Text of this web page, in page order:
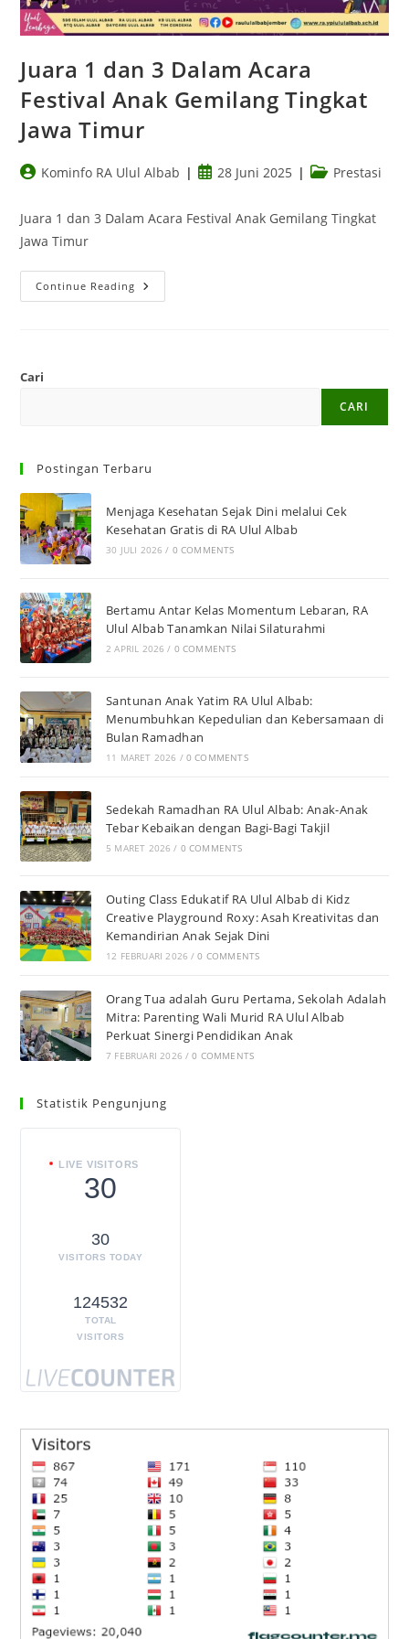
Juara 1 dan 3 Dalam Acara
Festival Anak Gemilang Tingkat
Jawa Timur
Kominfo RA Ulul Albab 28 Juni 2025 Prestasi
Juara 1 dan 3 Dalam Acara Festival Anak Gemilang Tingkat
Jawa Timur
Continue Reading
Cari
CARI
Postingan Terbaru
Menjaga Kesehatan Sejak Dini melalui Cek
Kesehatan Gratis di RA Ulul Albab
30 JULI 2026 / 0 COMMENTS
Bertamu Antar Kelas Momentum Lebaran, RA
Ulul Albab Tanamkan Nilai Silaturahmi
2 APRIL 2026 / 0 COMMENTS
Santunan Anak Yatim RA Ulul Albab:
Menumbuhkan Kepedulian dan Kebersamaan di
Bulan Ramadhan
11 MARET 2026 / 0 COMMENTS
Sedekah Ramadhan RA Ulul Albab: Anak-Anak
Tebar Kebaikan dengan Bagi-Bagi Takjil
5 MARET 2026 / 0 COMMENTS
Outing Class Edukatif RA Ulul Albab di Kidz
Creative Playground Roxy: Asah Kreativitas dan
Kemandirian Anak Sejak Dini
12 FEBRUARI 2026 / 0 COMMENTS
Orang Tua adalah Guru Pertama, Sekolah Adalah
Mitra: Parenting Wali Murid RA Ulul Albab
Perkuat Sinergi Pendidikan Anak
7 FEBRUARI 2026 / 0 COMMENTS
Statistik Pengunjung
LIVE VISITORS
30
30
VISITORS TODAY
124532
TOTAL
VISITORS